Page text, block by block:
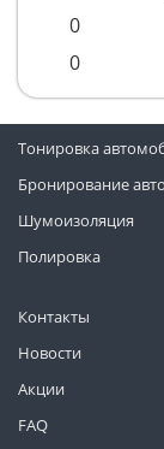
0
0
Контакты
Новости
Акции
FAQ
Тонировка
Бронирование
Шумоизоляция
Полировка